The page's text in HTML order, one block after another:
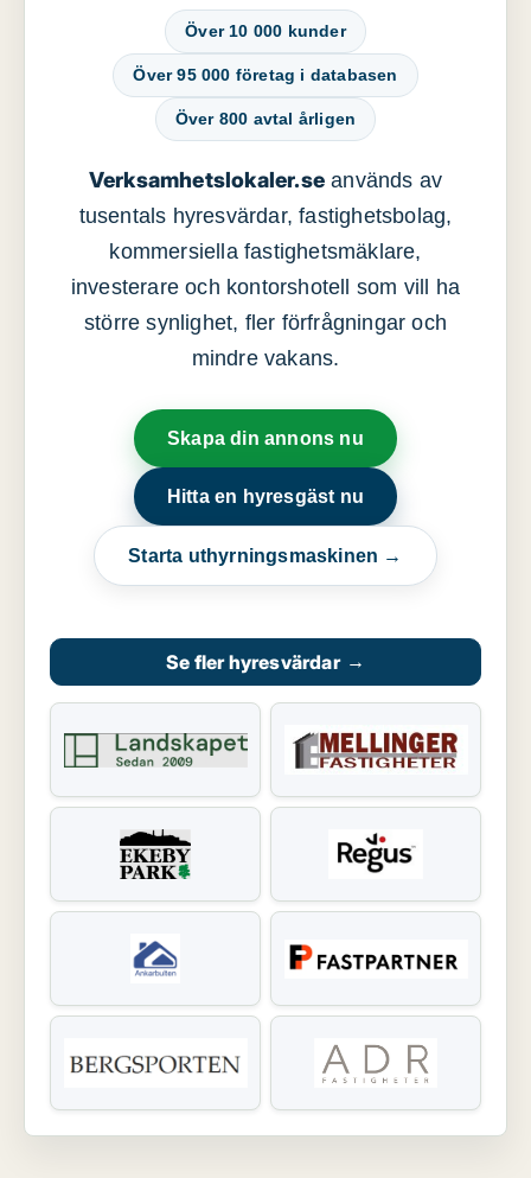
Över 10 000 kunder
Över 95 000 företag i databasen
Över 800 avtal årligen
Verksamhetslokaler.se används av
tusentals hyresvärdar, fastighetsbolag,
kommersiella fastighetsmäklare,
investerare och kontorshotell som vill ha
större synlighet, fler förfrågningar och
mindre vakans.
Skapa din annons nu
Hitta en hyresgäst nu
Starta uthyrningsmaskinen →
Se fler hyresvärdar →